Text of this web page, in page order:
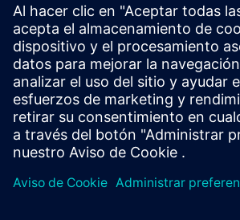
Empezar
Explorar productos